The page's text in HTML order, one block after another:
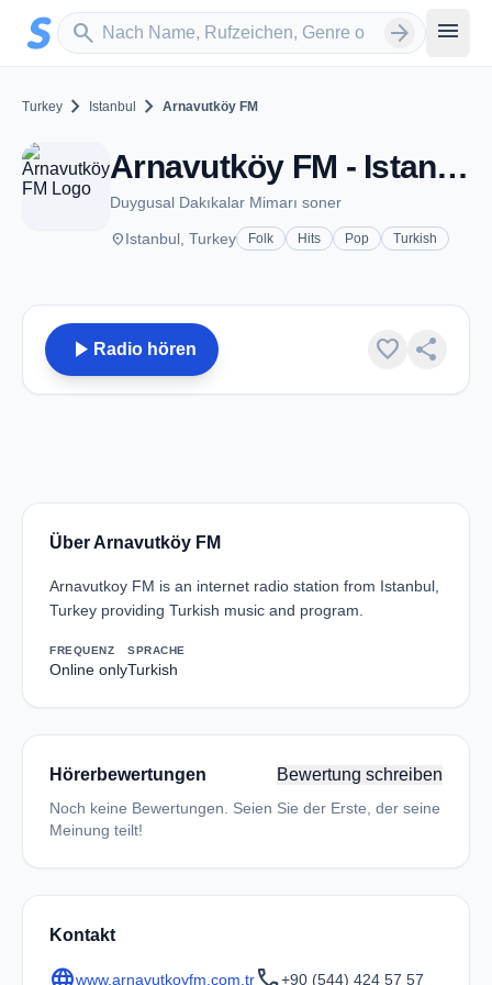
Zum Hauptinhalt springen
search
Sender suchen arrow_forward menu
Turkey chevron_right Istanbul chevron_right Arnavutköy FM
Arnavutköy FM - Istanbul
Duygusal Dakıkalar Mimarı soner
placeIstanbul, Turkey Folk Hits Pop Turkish
play_arrow Radio hören favorite share
Über Arnavutköy FM
Arnavutkoy FM is an internet radio station from Istanbul,
Turkey providing Turkish music and program.
FREQUENZ
Online only
SPRACHE
Turkish
Hörerbewertungen Bewertung schreiben
Noch keine Bewertungen. Seien Sie der Erste, der seine
Meinung teilt!
Kontakt
www.arnavutkoyfm.com.tr +90 (544) 424 57 57